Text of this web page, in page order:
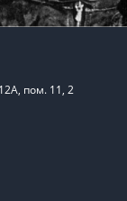
пом. 11, 2